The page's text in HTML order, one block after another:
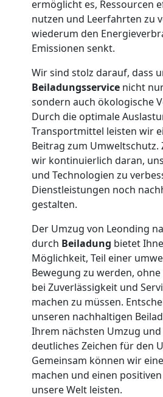
ermöglicht es, Ressourcen
nutzen und Leerfahrten zu
wiederum den
Emissionen senkt.
Wir sind stolz darauf, dass
Beiladungsservice nicht
sondern auch ökologische
Durch die optimale
Transportmittel leisten wir
Beitrag zum Umweltschutz.
wir kontinuierlich daran,
und Technologien zu
Dienstleistungen noch
gestalten.
Der Umzug von Leonding
durch Beiladung bietet
Möglichkeit, Teil einer
Bewegung zu werden,
bei Zuverlässigkeit und
machen zu müssen.
unseren nachhaltigen
Ihrem nächsten Umzug und
deutliches Zeichen für den
Gemeinsam können wir
machen und einen
unsere Welt leisten.
Leonding
Tresortransport
Leonding
Umzug
für
Senioren
Leonding
Fernumzug
Leonding